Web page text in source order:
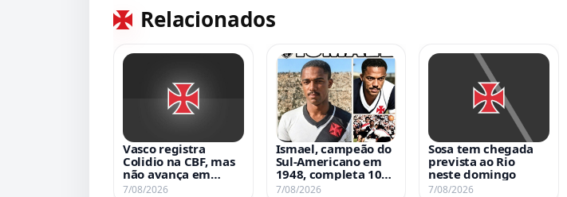
Relacionados
Vasco registra
Colidio na CBF, mas
não avança em
negociação por Sosa
7/08/2026
Ismael, campeão do
Sul-Americano em
1948, completa 105
anos de nascimento
7/08/2026
Sosa tem chegada
prevista ao Rio
neste domingo
7/08/2026